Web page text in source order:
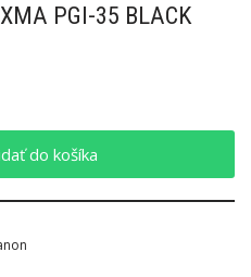
PGI-35 BLACK
do košíka